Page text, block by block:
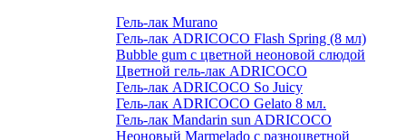
Гель-лак Murano
Гель-лак ADRICOCO Flash Spring (8 мл)
Bubble gum с цветной неоновой слюдой
Цветной гель-лак ADRICOCO
Гель-лак ADRICOCO So Juicy
Гель-лак ADRICOCO Gelato 8 мл.
Гель-лак Mandarin sun ADRICOCO
Неоновый Marmelado с разноцветной